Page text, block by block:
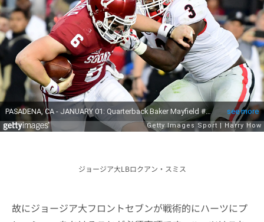
ジョージア大LBロクアン・スミス
故にジョージア大フロントセブンが戦術的にハーツにプ